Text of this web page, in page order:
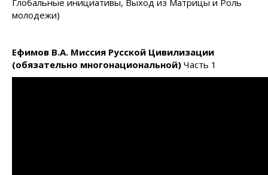
Глобальные инициативы, Выход из Матрицы и Роль
молодежи)
Ефимов В.А. Миссия Русской Цивилизации
(обязательно многонациональной) Часть 1